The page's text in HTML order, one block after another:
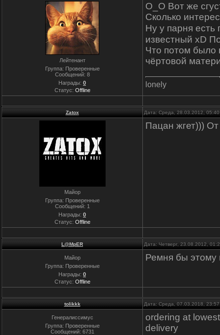
Лейтенант
Группа: Проверенные
Сообщений: 8
Награды: 0
Статус: Offline
О_О Вот же
Сколько
Ну у парня есть
известный xD
Что потом было
чёртовой
lonely
Zatox Дата: Среда, 28.03.2012,
Майор
Группа: Проверенные
Сообщений: 1
Награды: 0
Статус: Offline
Пацан жгет)))
L@MpER Дата: Четверг, 23.08.2012,
Майор
Группа: Проверенные
Награды: 0
Статус: Offline
Ремня бы этому
tolikkk Дата: Среда, 07.03.2018,
Генералиссимус
Группа: Проверенные
Сообщений: 6731
ordering at
delivery